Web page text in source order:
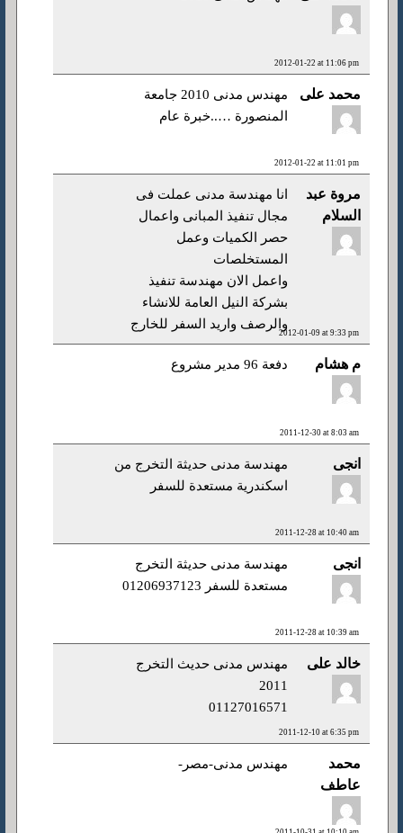
2012-01-22 at 11:06 pm
محمد على
2012-01-22 at 11:01 pm
مهندس مدنى 2010 جامعة
المنصورة …..خبرة عام
مروة عبد
السلام
2012-01-09 at 9:33 pm
انا مهندسة مدنى عملت فى
مجال تنفيذ المبانى واعمال
حصر الكميات وعمل
المستخلصات
واعمل الان مهندسة تنفيذ
بشركة النيل العامة للانشاء
والرصف واريد السفر للخارج
م هشام
2011-12-30 at 8:03 am
دفعة 96 مدير مشروع
انجى
2011-12-28 at 10:40 am
مهندسة مدنى حديثة التخرج من
اسكندرية مستعدة للسفر
انجى
2011-12-28 at 10:39 am
مهندسة مدنى حديثة التخرج
مستعدة للسفر 01206937123
خالد على
2011-12-10 at 6:35 pm
مهندس مدنى حديث التخرج
2011
01127016571
محمد
عاطف
مهندس مدنى-مصر-